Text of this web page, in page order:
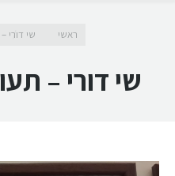
ראשי שי דורי
שי דורי –